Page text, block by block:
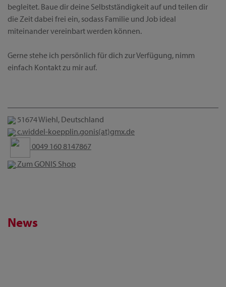
begleitet. Baue dir deine Selbstständigkeit auf und teilen dir
die Zeit dabei frei ein, sodass Familie und Job ideal
miteinander vereinbart werden können.
Gerne stehe ich persönlich für dich zur Verfügung, nimm
einfach Kontakt zu mir auf.
51674 Wiehl, Deutschland
c.widdel-koepplin.gonis(at)gmx.de
0049 160 8147867
Zum GONIS Shop
News